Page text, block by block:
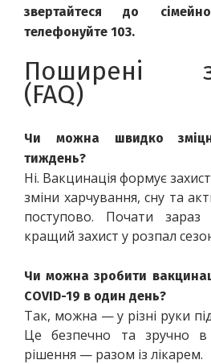
звертайтеся до
телефонуйте 103.
Поширені
(FAQ)
Чи можна швидко
тиждень?
Ні. Вакцинація формує
зміни харчування, сну та
поступово. Почати
кращий захист у розпал
Чи можна зробити
COVID-19 в один день?
Так, можна — у різні руки
Це безпечно та зручно в
рішення — разом із лікарем.